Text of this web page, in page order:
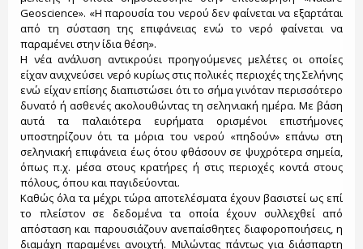
Geoscience». «Η παρουσία του νερού δεν φαίνεται να εξαρτάται
από τη σύσταση της επιφάνειας ενώ το νερό φαίνεται να
παραμένει στην ίδια θέση».
Η νέα ανάλυση αντικρούει προηγούμενες μελέτες οι οποίες
είχαν ανιχνεύσει νερό κυρίως στις πολικές περιοχές της Σελήνης
ενώ είχαν επίσης διαπιστώσει ότι το σήμα γινόταν περισσότερο
δυνατό ή ασθενές ακολουθώντας τη σεληνιακή ημέρα. Με βάση
αυτά τα παλαιότερα ευρήματα ορισμένοι επιστήμονες
υποστηρίζουν ότι τα μόρια του νερού «πηδούν» επάνω στη
σεληνιακή επιφάνεια έως ότου φθάσουν σε ψυχρότερα σημεία,
όπως π.χ. μέσα στους κρατήρες ή στις περιοχές κοντά στους
πόλους, όπου και παγιδεύονται.
Καθώς όλα τα μέχρι τώρα αποτελέσματα έχουν βασιστεί ως επί
το πλείστον σε δεδομένα τα οποία έχουν συλλεχθεί από
απόσταση και παρουσιάζουν ανεπαίσθητες διαφοροποιήσεις, η
διαμάχη παραμένει ανοιχτή. Μιλώντας πάντως για διάσπαρτη